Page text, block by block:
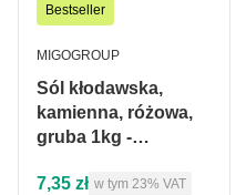
Bestseller
Sól kłodawska,
kamienna, różowa,
gruba 1kg -
PRODUCENT
MIGOGROUP
Cena brutto
7,35 zł w tym %s VAT
w tym 23% VAT